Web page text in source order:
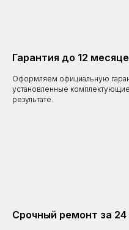
Гарантия до 12
Оформляем официальную
установленные
результате.
Срочный ремонт за 24